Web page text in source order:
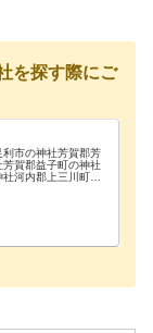
を探す際にご
市の神社芳賀郡芳
賀郡益子町の神社
河内郡上三川町の